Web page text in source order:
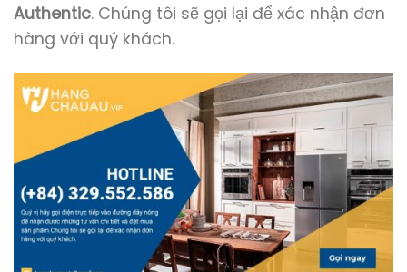
Authentic. Chúng tôi sẽ gọi lại để xác nhận đơn
hàng với quý khách.